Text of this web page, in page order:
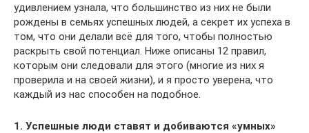
удивлением узнала, что большинство из них не были
рождены в семьях успешных людей, а секрет их успеха в
том, что они делали всё для того, чтобы полностью
раскрыть свой потенциал. Ниже описаны 12 правил,
которым они следовали для этого (многие из них я
проверила и на своей жизни), и я просто уверена, что
каждый из нас способен на подобное.
1. Успешные люди ставят и добиваются «умных»